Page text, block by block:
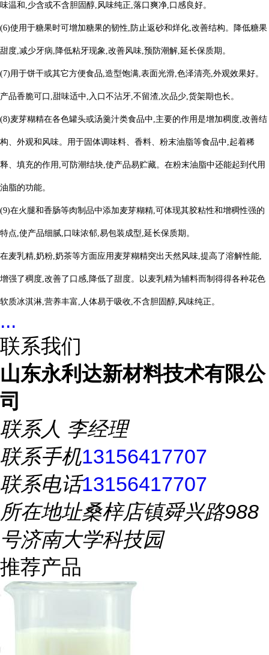
味温和,少含或不含胆固醇,风味纯正,落口爽净,口感良好。
(6)使用于糖果时可增加糖果的韧性,防止返砂和烊化,改善结构。降低糖果
甜度,减少牙病,降低粘牙现象,改善风味,预防潮解,延长保质期。
(7)用于饼干或其它方便食品,造型饱满,表面光滑,色泽清亮,外观效果好。
产品香脆可口,甜味适中,入口不沾牙,不留渣,次品少,货架期也长。
(8)麦芽糊精在各色罐头或汤羹汁类食品中,主要的作用是增加稠度,改善结
构、外观和风味。用于固体调味料、香料、粉末油脂等食品中,起着稀
释、填充的作用,可防潮结块,使产品易贮藏。在粉末油脂中还能起到代用
油脂的功能。
(9)在火腿和香肠等肉制品中添加麦芽糊精,可体现其胶粘性和增稠性强的
特点,使产品细腻,口味浓郁,易包装成型,延长保质期。
在麦乳精,奶粉,奶茶等方面应用麦芽糊精突出天然风味,提高了溶解性能,
增强了稠度,改善了口感,降低了甜度。以麦乳精为辅料而制得得各种花色
软质冰淇淋,营养丰富,人体易于吸收,不含胆固醇,风味纯正。
...
联系我们
山东永利达新材料技术有限公
司
联系人 李经理
联系手机13156417707
联系电话13156417707
所在地址桑梓店镇舜兴路988
号济南大学科技园
推荐产品